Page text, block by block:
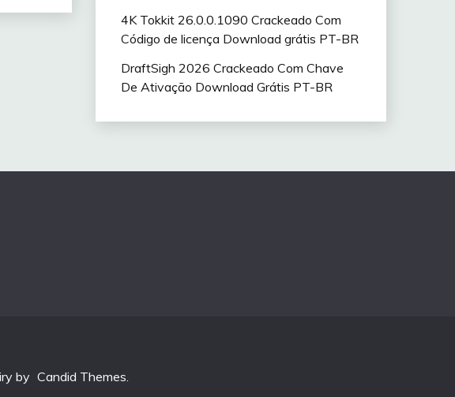
4K Tokkit 26.0.0.1090 Crackeado Com
Código de licença Download grátis PT-BR
DraftSigh 2026 Crackeado Com Chave
De Ativação Download Grátis PT-BR
by Candid Themes.